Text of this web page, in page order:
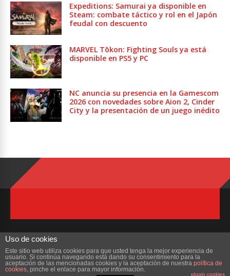
Expeditions: Samurai ya disponible en
Steam: combate táctico y rol en el Japón
feudal con descuento
MARVEL Tōkon: Fighting Souls ya está
disponible en PS5 y PC
NC anuncia su presencia en la Gamescom
2026 con novedades sobre Aion 2, Cinder
City y la presentación de un juego inédito
Copyright © 2023 ZonaMMORPG.com. Todos los derechos reservados
Uso de cookies
Este sitio web utiliza cookies para que usted tenga la mejor experiencia de
usuario. Si continúa navegando está dando su consentimiento para la
aceptación de las mencionadas cookies y la aceptación de nuestra política de
cookies, pinche el enlace para mayor información.
plugin cookies